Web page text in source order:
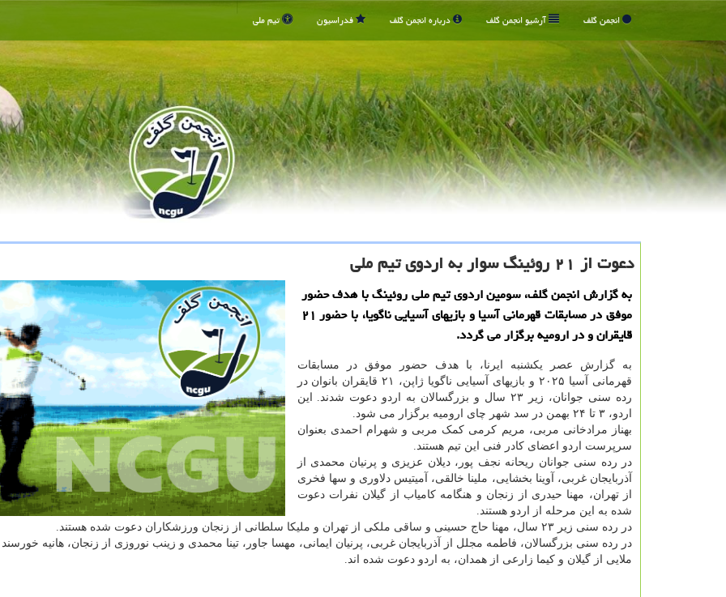
انجمن گلف آرشیو انجمن گلف درباره انجمن گلف فدراسیون تیم ملی
دعوت از ۲۱ روئینگ سوار به اردوی تیم ملی
به گزارش انجمن گلف، سومین اردوی تیم ملی روئینگ با هدف حضور
موفق در مسابقات قهرمانی آسیا و بازیهای آسیایی ناگویا، با حضور ۲۱
قایقران و در ارومیه برگزار می گردد.
به گزارش عصر یکشنبه ایرنا، با هدف حضور موفق در مسابقات
قهرمانی آسیا ۲۰۲۵ و بازیهای آسیایی ناگویا ژاپن، ۲۱ قایقران بانوان در
رده سنی جوانان، زیر ۲۳ سال و بزرگسالان به اردو دعوت شدند. این
اردو، ۳ تا ۲۴ بهمن در سد شهر چای ارومیه برگزار می شود.
بهناز مرادخانی مربی، مریم کرمی کمک مربی و شهرام احمدی بعنوان
سرپرست اردو اعضای کادر فنی این تیم هستند.
در رده سنی جوانان ریحانه نجف پور، دیلان عزیزی و پرنیان محمدی از
آذربایجان غربی، آوینا بخشایی، ملینا خالقی، آمیتیس دلاوری و سها فخری
از تهران، مهنا حیدری از زنجان و هنگامه کامیاب از گیلان نفرات دعوت
شده به این مرحله از اردو هستند.
در رده سنی زیر ۲۳ سال، مهنا حاج حسینی و ساقی ملکی از تهران و ملیکا سلطانی از زنجان ورزشکاران دعوت شده هستند.
در رده سنی بزرگسالان، فاطمه مجلل از آذربایجان غربی، پرنیان ایمانی، مهسا جاور، تینا محمدی و زینب نوروزی از زنجان، هانیه خورسند
ملایی از گیلان و کیما زارعی از همدان، به اردو دعوت شده اند.